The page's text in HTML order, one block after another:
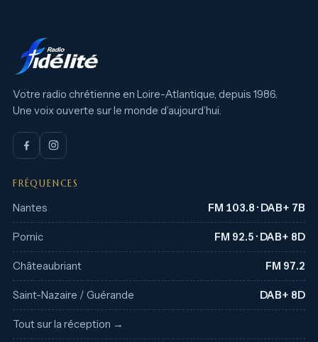
Votre radio chrétienne en Loire-Atlantique, depuis 1986.
Une voix ouverte sur le monde d’aujourd’hui.
FRÉQUENCES
Nantes FM 103.8 · DAB+ 7B
Pornic FM 92.5 · DAB+ 8D
Châteaubriant FM 97.2
Saint-Nazaire / Guérande DAB+ 8D
Tout sur la réception →